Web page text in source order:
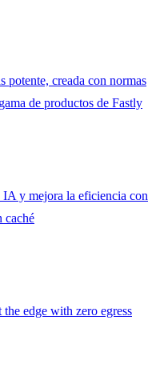
potente, creada con normas
de productos de Fastly
IA y mejora la eficiencia con
caché
edge with zero egress